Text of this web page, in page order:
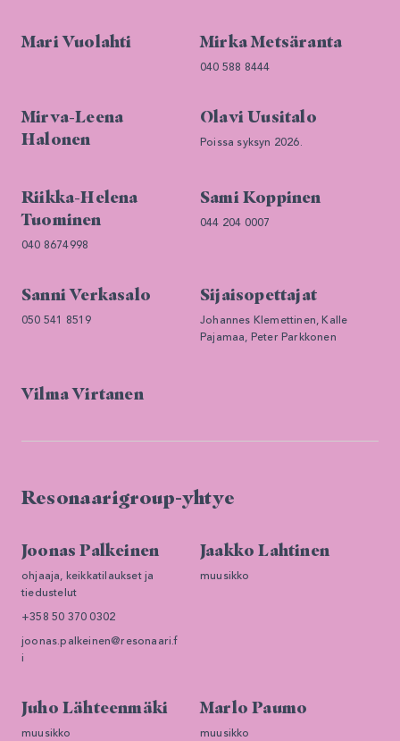
Mari Vuolahti Mirka Metsäranta
040 588 8444
Mirva-Leena
Halonen
Olavi Uusitalo
Poissa syksyn 2026.
Riikka-Helena
Tuominen
040 8674998
Sami Koppinen
044 204 0007
Sanni Verkasalo
050 541 8519
Sijaisopettajat
Johannes Klemettinen, Kalle
Pajamaa, Peter Parkkonen
Vilma Virtanen
Resonaarigroup-yhtye
Joonas Palkeinen
ohjaaja, keikkatilaukset ja
tiedustelut
+358 50 370 0302
joonas.palkeinen@resonaari.f
i
Jaakko Lahtinen
muusikko
Juho Lähteenmäki
muusikko
Marlo Paumo
muusikko